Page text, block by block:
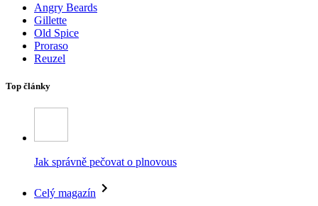
Angry Beards
Gillette
Old Spice
Proraso
Reuzel
Top články
Jak správně pečovat o plnovous
Celý magazín